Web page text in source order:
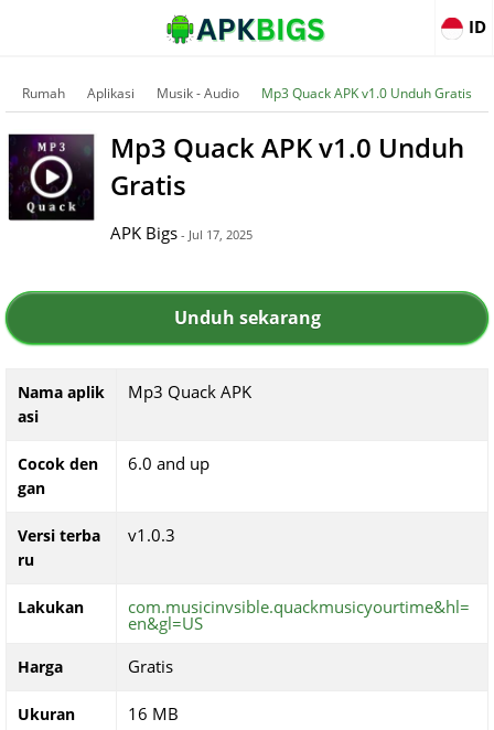
ID
Rumah Aplikasi Musik - Audio Mp3 Quack APK v1.0 Unduh Gratis
Mp3 Quack APK v1.0 Unduh
Gratis
APK Bigs - Jul 17, 2025
Unduh sekarang
Nama aplik
asi
Mp3 Quack APK
Cocok den
gan
6.0 and up
Versi terba
ru
v1.0.3
Lakukan com.musicinvsible.quackmusicyourtime&hl=
en&gl=US
Harga Gratis
Ukuran 16 MB